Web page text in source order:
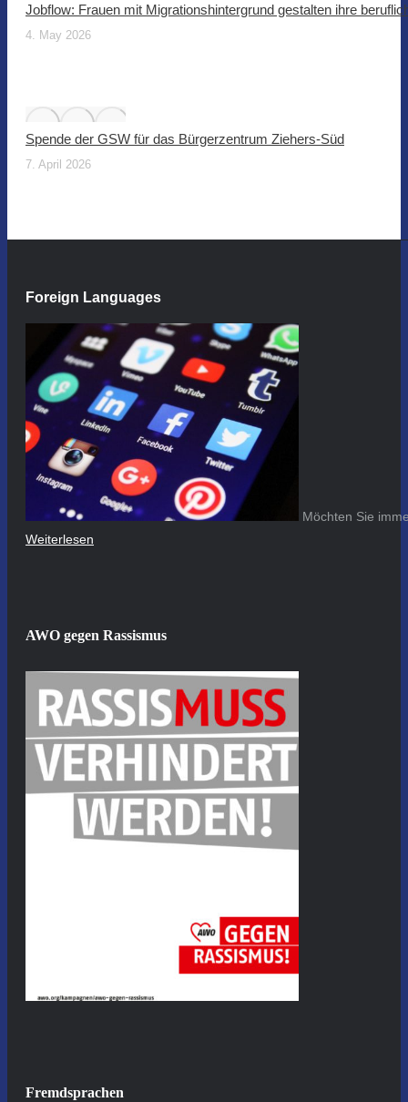
Jobflow: Frauen mit Migrationshintergrund gestalten ihre
4. May 2026
Spende der GSW für das Bürgerzentrum Ziehers-Süd
7. April 2026
Foreign Languages
Möchten Sie
Weiterlesen
AWO gegen Rassismus
Fremdsprachen